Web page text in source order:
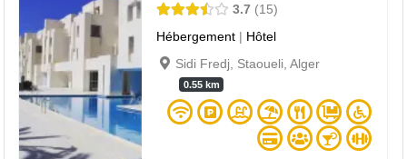
3.7
15
Hébergement | Hôtel
Sidi Fredj, Staoueli, Alger
0.55 km